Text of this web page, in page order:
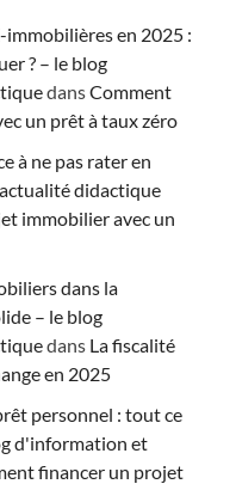
en 2025 :
? – le blog
dansComment
un prêt à taux zéro
à ne pas rater en
didactique
immobilier avec un
dans la
– le blog
dans La fiscalité
en 2025
personnel : tout ce
d'information et
financer un projet